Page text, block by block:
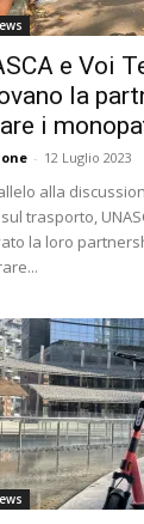
e Voi
la
i
- 12 Luglio 2023
alla
trasporto,
la loro